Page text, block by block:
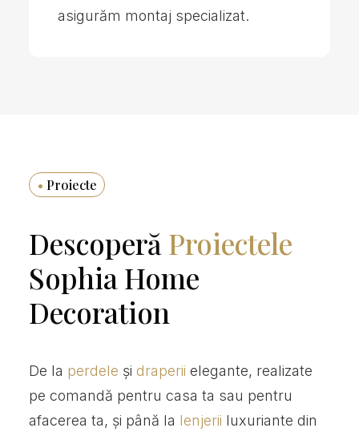
asigurăm montaj specializat.
• Proiecte
DescoperăProiectele
Sophia Home
Decoration
De la perdele și draperii elegante, realizate
pe comandă pentru casa ta sau pentru
afacerea ta, și până la lenjerii luxuriante din